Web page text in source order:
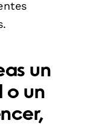
un
o un